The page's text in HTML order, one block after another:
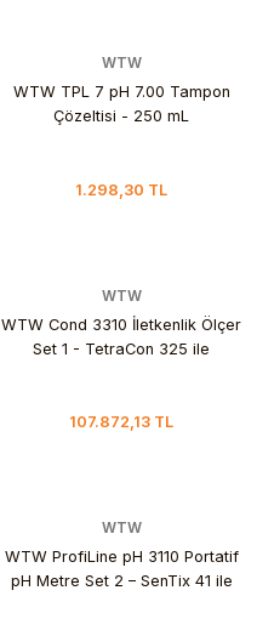
WTW
WTW TPL 7 pH 7.00 Tampon
Çözeltisi - 250 mL
1.298,30 TL
WTW
WTW Cond 3310 İletkenlik Ölçer
Set 1 - TetraCon 325 ile
107.872,13 TL
WTW
WTW ProfiLine pH 3110 Portatif
pH Metre Set 2 – SenTix 41 ile